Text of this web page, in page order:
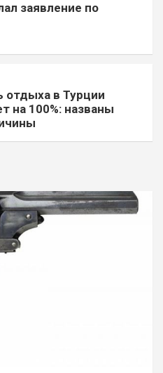
заявление по
отдыха в Турции
на 100%: названы